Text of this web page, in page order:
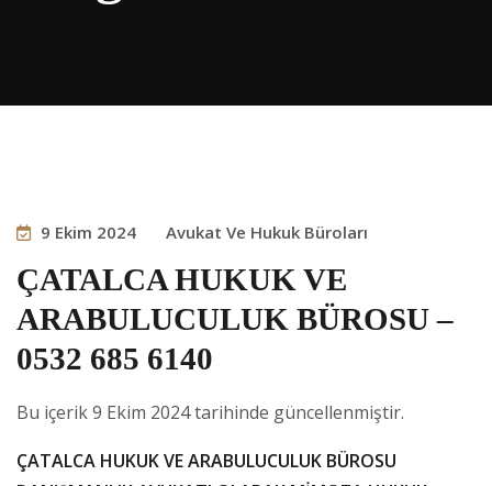
9 Ekim 2024 Avukat Ve Hukuk Büroları
ÇATALCA HUKUK VE
ARABULUCULUK BÜROSU –
0532 685 6140
Bu içerik 9 Ekim 2024 tarihinde güncellenmiştir.
ÇATALCA HUKUK VE ARABULUCULUK BÜROSU